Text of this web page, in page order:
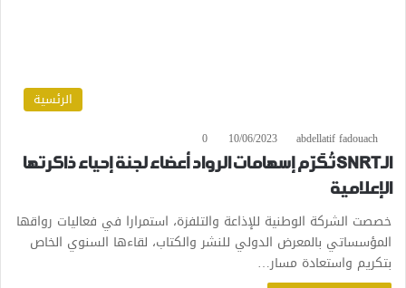
الرئسية
abdellatif fadouach
10/06/2023
0
الـSNRT تُكَرّم إسهامات الرواد أعضاء لجنة إحياء ذاكرتها
الإعلامية
خصصت الشركة الوطنية للإذاعة والتلفزة، استمرارا في فعاليات رواقها
المؤسساتي بالمعرض الدولي للنشر والكتاب، لقاءها السنوي الخاص
بتكريم واستعادة مسار…